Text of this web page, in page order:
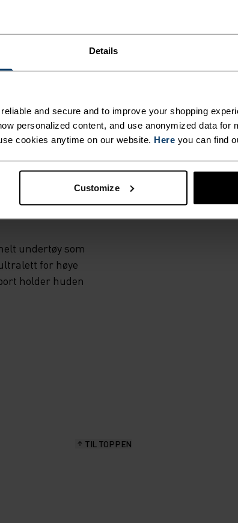
Details
and secure and to improve your shopping
personalized content, and use anonymized data for
cookies anytime on our website. Here you can find
Customize
undertøy som
for høye
holder huden
TIL TOPPEN